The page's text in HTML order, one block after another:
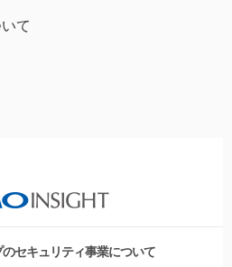
て
セキュリティ事業について